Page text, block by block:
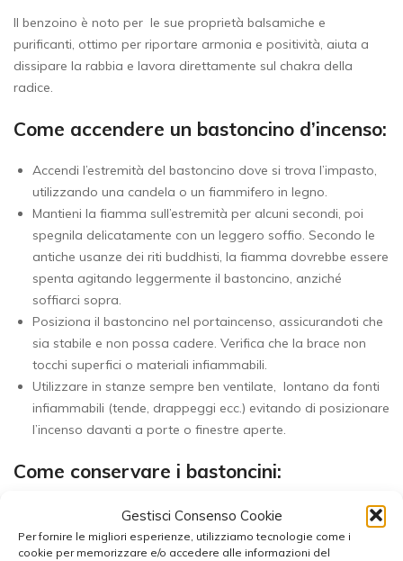
Gestisci Consenso Cookie
Per fornire le migliori esperienze, utilizziamo tecnologie come i
cookie per memorizzare e/o accedere alle informazioni del
Il benzoino è noto per le sue proprietà balsamiche e
purificanti, ottimo per riportare armonia e positività, aiuta a
dissipare la rabbia e lavora direttamente sul chakra della
radice.
Come accendere un bastoncino d’incenso:
Accendi l’estremità del bastoncino dove si trova l’impasto,
utilizzando una candela o un fiammifero in legno.
Mantieni la fiamma sull’estremità per alcuni secondi, poi
spegnila delicatamente con un leggero soffio. Secondo le
antiche usanze dei riti buddhisti, la fiamma dovrebbe essere
spenta agitando leggermente il bastoncino, anziché
soffiarci sopra.
Posiziona il bastoncino nel portaincenso, assicurandoti che
sia stabile e non possa cadere. Verifica che la brace non
tocchi superfici o materiali infiammabili.
Utilizzare in stanze sempre ben ventilate, lontano da fonti
infiammabili (tende, drappeggi ecc.) evitando di posizionare
l’incenso davanti a porte o finestre aperte.
Come conservare i bastoncini:
Richiudi il sacchetto e conserva le diverse fragranze in
contenitori separati per evitare che i profumi si mescolino.
Scegli un luogo fresco e asciutto, lontano da fonti di calore,